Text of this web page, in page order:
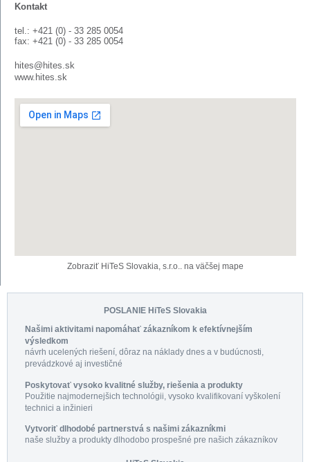
Kontakt
tel.: +421 (0) - 33 285 0054
fax: +421 (0) - 33 285 0054
hites@hites.sk
www.hites.sk
Zobraziť HiTeS Slovakia, s.r.o.. na väčšej mape
POSLANIE HiTeS Slovakia
Našimi aktivitami napomáhať zákazníkom k efektívnejším
výsledkom
návrh ucelených riešení, dôraz na náklady dnes a v budúcnosti,
prevádzkové aj investičné
Poskytovať vysoko kvalitné služby, riešenia a produkty
Použitie najmodernejšich technológii, vysoko kvalifikovaní vyškolení
technici a inžinieri
Vytvoriť dlhodobé partnerstvá s našimi zákazníkmi
naše služby a produkty dlhodobo prospešné pre našich zákazníkov